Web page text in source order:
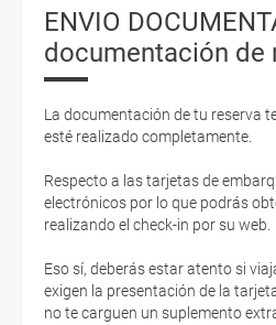
ENVIO
documentación de
La documentación de tu reserva
esté realizado completamente.
Respecto a las tarjetas de
electrónicos por lo que podrás
realizando el check-in por su web.
Eso sí, deberás estar atento si
exigen la presentación de la
no te carguen un suplemento